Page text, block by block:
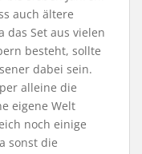
auch ältere
das Set aus vielen
besteht, sollte
dabei sein.
alleine die
eigene Welt
noch einige
sonst die